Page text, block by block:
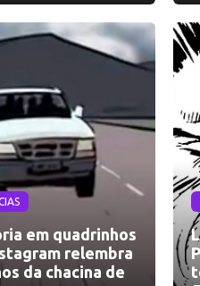
em quadrinhos
relembra
da chacina de